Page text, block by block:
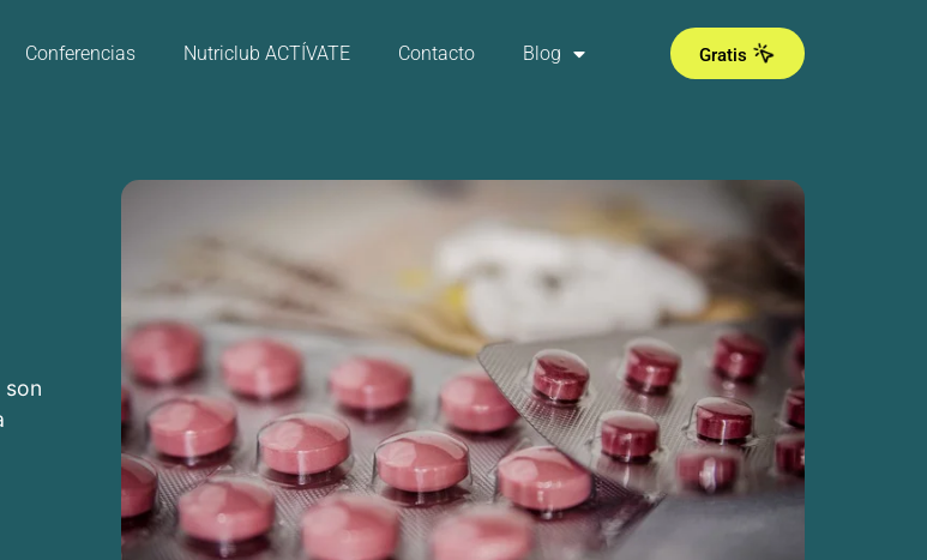
Conferencias Nutriclub ACTÍVATE Contacto Blog Gratis
son